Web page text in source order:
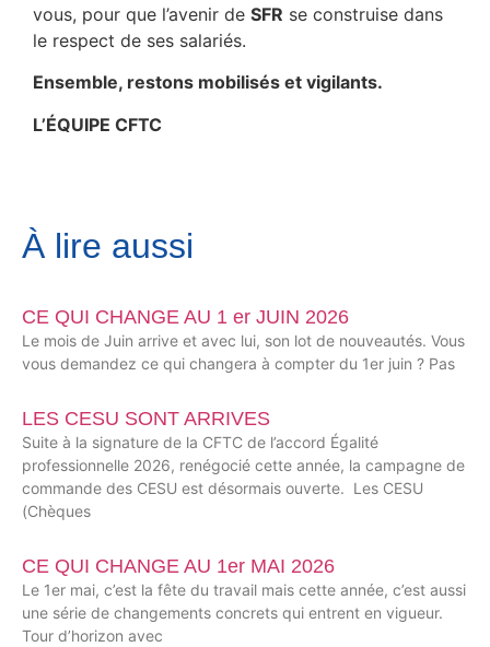
vous, pour que l’avenir de SFR se construise dans
le respect de ses salariés.
Ensemble, restons mobilisés et vigilants.
L’ÉQUIPE CFTC
À lire aussi
CE QUI CHANGE AU 1 er JUIN 2026
Le mois de Juin arrive et avec lui, son lot de nouveautés. Vous
vous demandez ce qui changera à compter du 1er juin ? Pas
LES CESU SONT ARRIVES
Suite à la signature de la CFTC de l’accord Égalité
professionnelle 2026, renégocié cette année, la campagne de
commande des CESU est désormais ouverte. Les CESU
(Chèques
CE QUI CHANGE AU 1er MAI 2026
Le 1er mai, c’est la fête du travail mais cette année, c’est aussi
une série de changements concrets qui entrent en vigueur.
Tour d’horizon avec